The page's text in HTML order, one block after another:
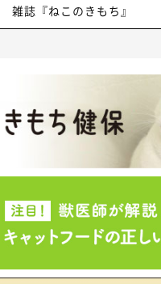
雑誌『ねこのきもち』